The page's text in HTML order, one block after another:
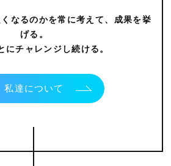
なるのかを常に考えて、成果を挙
げる。
にチャレンジし続ける。
私達について